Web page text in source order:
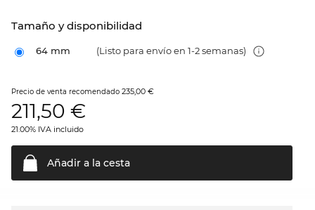
Tamaño y disponibilidad
64 mm (Listo para envío en 1-2 semanas)
Precio de venta recomendado 235,00 €
211,50 €
21.00% IVA incluido
Añadir a la cesta